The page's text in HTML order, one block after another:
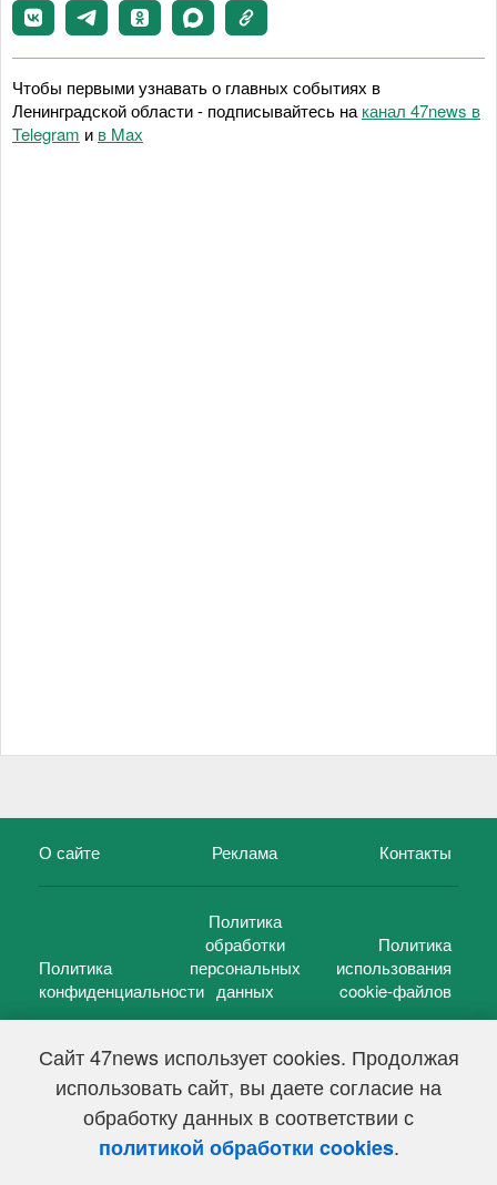
Сайт 47news использует cookies. Продолжая
использовать сайт, вы даете согласие на
обработку данных в соответствии с
политикой обработки cookies.
Чтобы первыми узнавать о главных событиях в
Ленинградской области - подписывайтесь на канал 47news в
Telegram и в Maх
О сайте Реклама Контакты
Политика
конфиденциальности
Политика
обработки
персональных
данных
Политика
использования
cookie-файлов
47 новостей (47 news)2005 — 2026 г.
Свидетельство о регистрации СМИ Эл № ФС 77-39848, выдано
Федеральной службой по надзору в сфере связи,
информационных технологий и массовых коммуникаций